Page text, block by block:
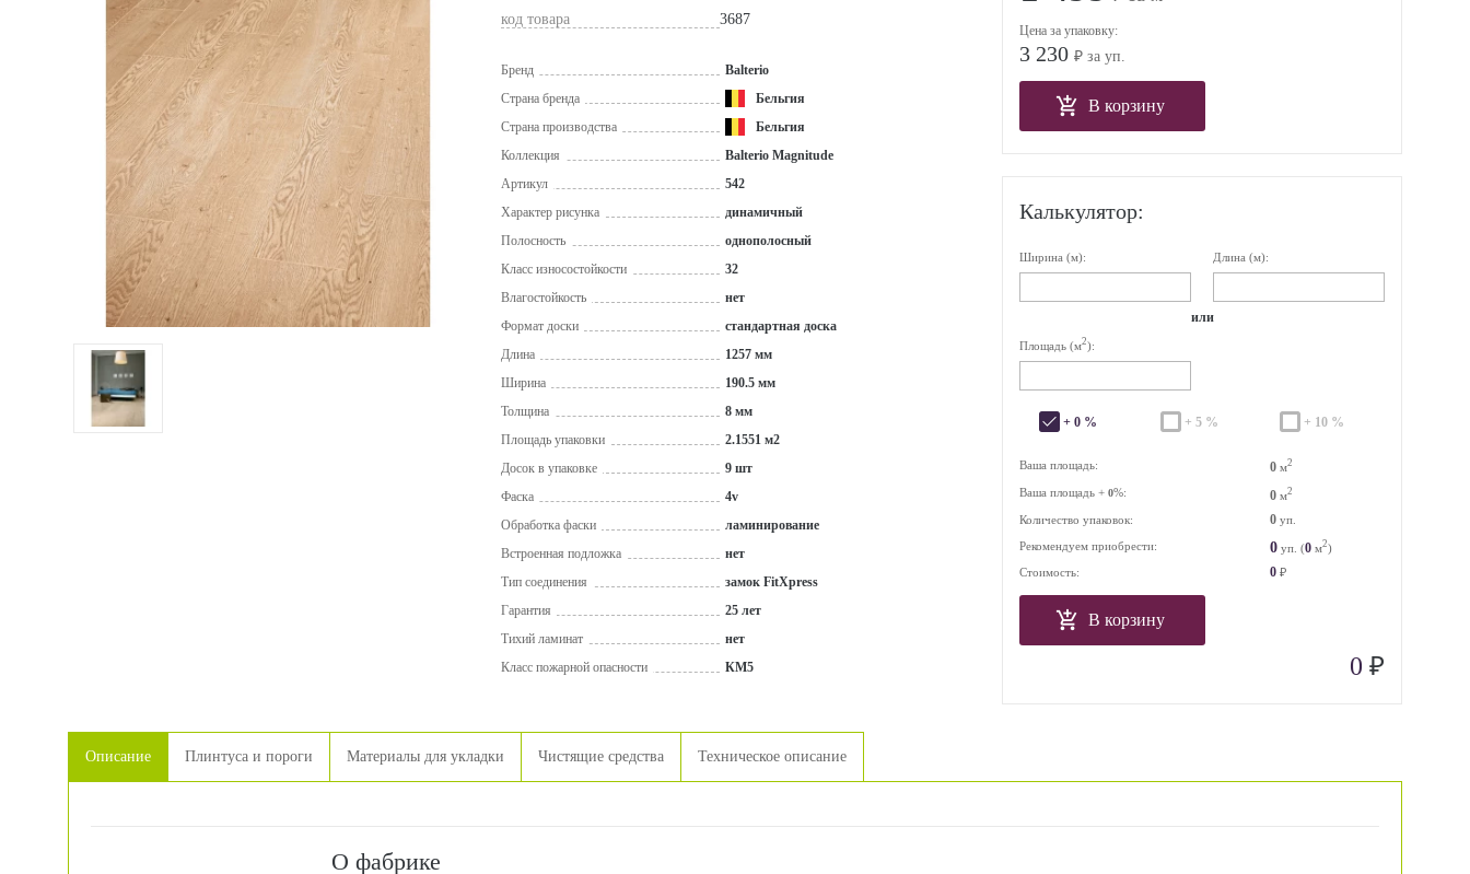
код товара 3687
Бренд
Balterio
Страна бренда
Бельгия
Страна производства
Бельгия
Коллекция
Balterio Magnitude
Артикул
542
Характер рисунка
динамичный
Полосность
однополосный
Класс износостойкости
32
Влагостойкость
нет
Формат доски
стандартная доска
Длина
1257 мм
Ширина
190.5 мм
Толщина
8 мм
Площадь упаковки
2.1551 м2
Досок в упаковке
9 шт
Фаска
4v
Обработка фаски
ламинирование
Встроенная подложка
нет
Тип соединения
замок FitXpress
Гарантия
25 лет
Тихий ламинат
нет
Класс пожарной опасности
КМ5
Цена за упаковку:
3 230 ₽ за уп.
В корзину
Калькулятор:
Ширина (м): Длина (м):
или
Площадь (м2):
+ 0 % + 5 % + 10 %
Ваша площадь: 0 м2
Ваша площадь + 0%: 0 м2
Количество упаковок: 0 уп.
Рекомендуем приобрести:
0 уп. (0 м2)
Стоимость:
0 ₽
В корзину
0 ₽
Описание Плинтуса и пороги Материалы для укладки Чистящие средства Техническое описание
О фабрике